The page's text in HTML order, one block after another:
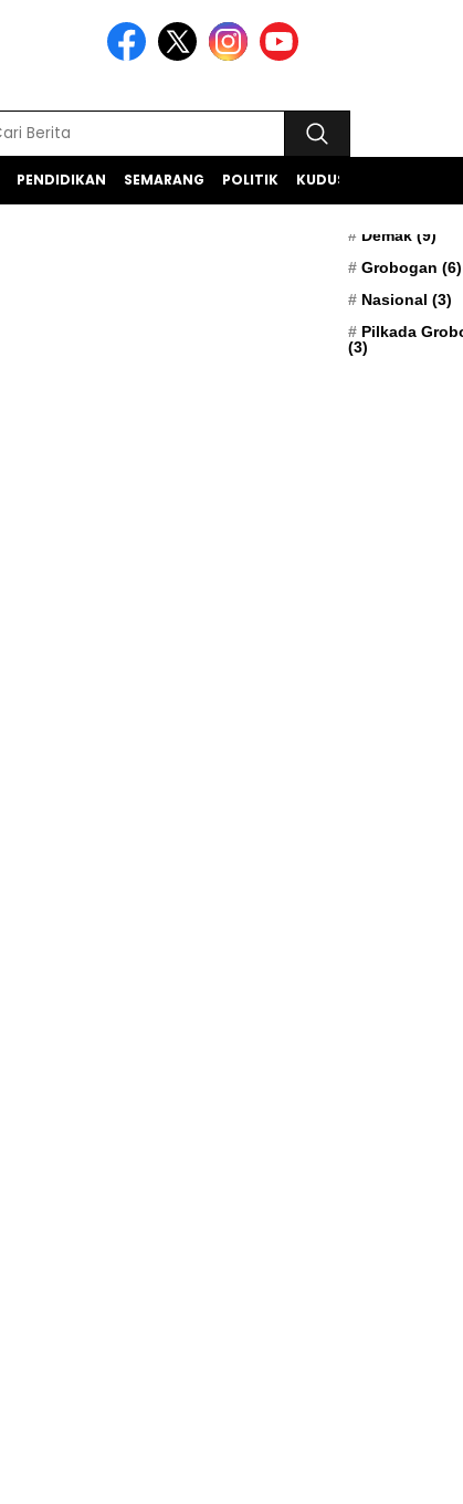
PENDIDIKAN SEMARANG POLITIK KUDUS
Apresiasi(5)
Demak (9)
Grobogan (6)
Nasional (3)
Pilkada
(3)